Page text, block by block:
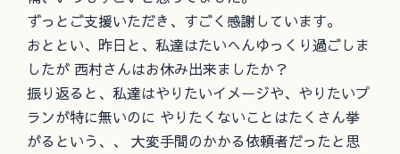
ずっとご支援いただき、すごく感謝しています。
おととい、昨日と、私達はたいへんゆっくり過ごしま
したが 西村さんはお休み出来ましたか？
振り返ると、私達はやりたいイメージや、やりたいプ
ランが特に無いのに やりたくないことはたくさん挙
がるという、、 大変手間のかかる依頼者だったと思